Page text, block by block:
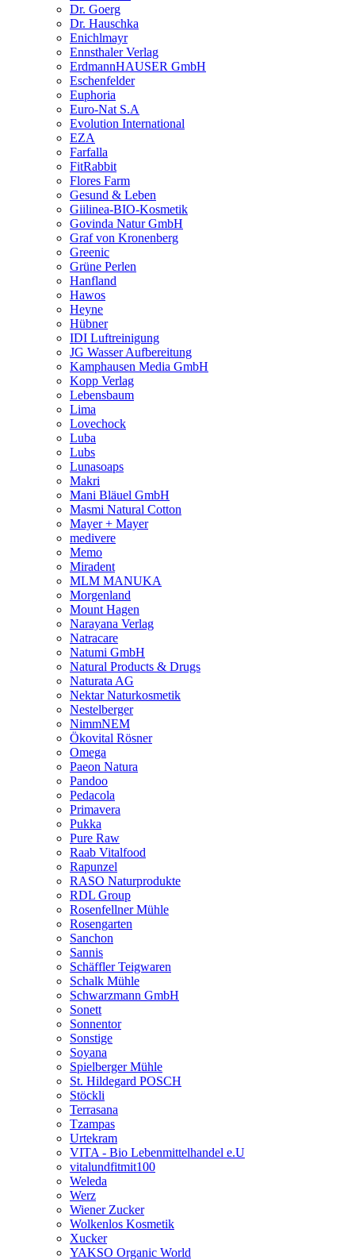
Dr. Goerg
Dr. Hauschka
Enichlmayr
Ennsthaler Verlag
ErdmannHAUSER GmbH
Eschenfelder
Euphoria
Euro-Nat S.A
Evolution International
EZA
Farfalla
FitRabbit
Flores Farm
Gesund & Leben
Giilinea-BIO-Kosmetik
Govinda Natur GmbH
Graf von Kronenberg
Greenic
Grüne Perlen
Hanfland
Hawos
Heyne
Hübner
IDI Luftreinigung
JG Wasser Aufbereitung
Kamphausen Media GmbH
Kopp Verlag
Lebensbaum
Lima
Lovechock
Luba
Lubs
Lunasoaps
Makri
Mani Bläuel GmbH
Masmi Natural Cotton
Mayer + Mayer
medivere
Memo
Miradent
MLM MANUKA
Morgenland
Mount Hagen
Narayana Verlag
Natracare
Natumi GmbH
Natural Products & Drugs
Naturata AG
Nektar Naturkosmetik
Nestelberger
NimmNEM
Ökovital Rösner
Omega
Paeon Natura
Pandoo
Pedacola
Primavera
Pukka
Pure Raw
Raab Vitalfood
Rapunzel
RASO Naturprodukte
RDL Group
Rosenfellner Mühle
Rosengarten
Sanchon
Sannis
Schäffler Teigwaren
Schalk Mühle
Schwarzmann GmbH
Sonett
Sonnentor
Sonstige
Soyana
Spielberger Mühle
St. Hildegard POSCH
Stöckli
Terrasana
Tzampas
Urtekram
VITA - Bio Lebenmittelhandel e.U
vitalundfitmit100
Weleda
Werz
Wiener Zucker
Wolkenlos Kosmetik
Xucker
YAKSO Organic World